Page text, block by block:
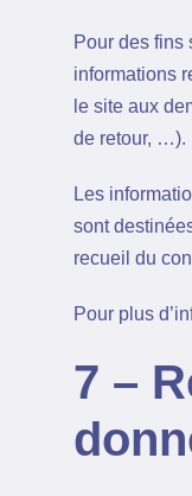
Pour des fins
informations
le site aux
de retour, …).
Les
sont
recueil du
Pour plus
7 –